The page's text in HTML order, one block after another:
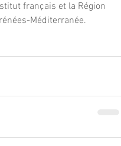
français et la Région
Méditerranée.